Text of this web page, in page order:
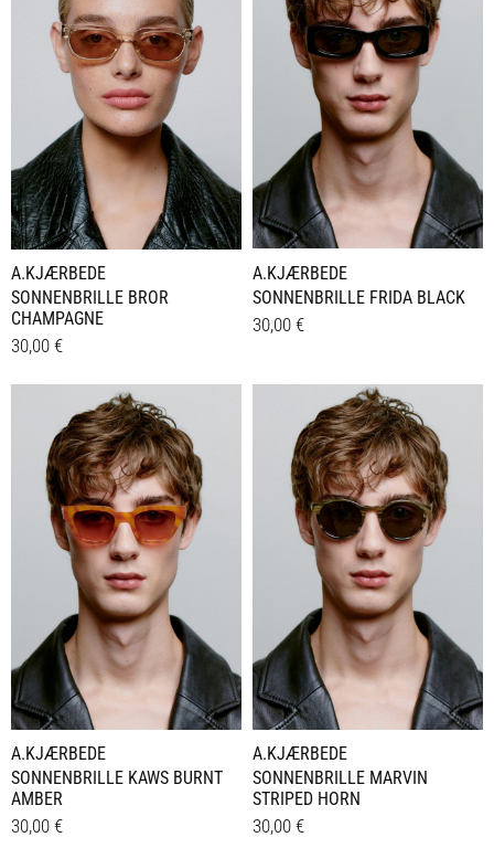
A.KJÆRBEDE
SONNENBRILLE BROR
CHAMPAGNE
30,00 €
Details
A.KJÆRBEDE
SONNENBRILLE FRIDA BLACK
30,00 €
A.KJÆRBEDE
SONNENBRILLE KAWS BURNT
AMBER
30,00 €
A.KJÆRBEDE
SONNENBRILLE MARVIN
STRIPED HORN
30,00 €